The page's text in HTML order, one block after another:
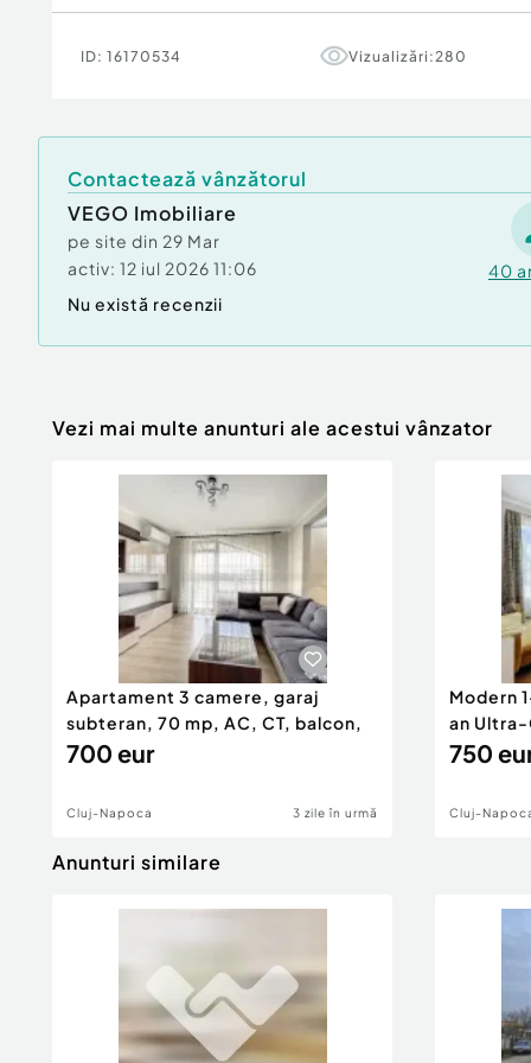
ezitați să ne contactați, iar un reprezentant al
Preț: 349.900 euro.
Id intern: P143438
Număr niveluri imobil:
Număr Băi:2
Nr. locuri parcare:
Apă
Climă
ID: 16170534 Vizualizări: 280
Contactează vânzătorul
VEGO Imobiliare
pe site din 29 Mar
activ: 12 iul 2026 11:06 40
Nu există recenzii
Vezi mai multe anunturi ale acestui vânzator
Apartament 3 camere, garaj
subteran, 70 mp, AC, CT, balcon,
700 eur
Cluj-Napoca 3 zile în urmă
Modern
an
750
Cluj-
Anunturi similare